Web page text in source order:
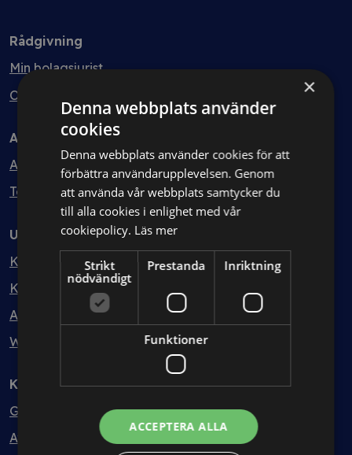
Rådgivning
Min bolagsjurist
Ombud
Avtal
Avtalshantering
Testa kostnadsfritt
Utbildning
Kurser
Kurspaket
Abonnemang
Webbinarium
Kunskapsbank
Guider
Avtalsmallar
×
Denna webbplats använder
cookies
Denna webbplats använder cookies för att
förbättra användarupplevelsen. Genom
att använda vår webbplats samtycker du
till alla cookies i enlighet med vår
cookiepolicy. Läs mer
Strikt
nödvändigt
Prestanda Inriktning
Funktioner
ACCEPTERA ALLA